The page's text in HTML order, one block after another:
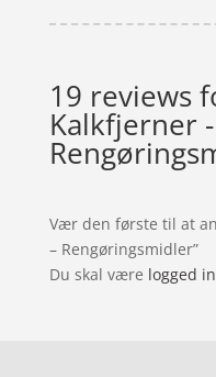
19 reviews
Kalkfjerner -
Vær den første til at
– Rengøringsmidler”
Du skal være logged in